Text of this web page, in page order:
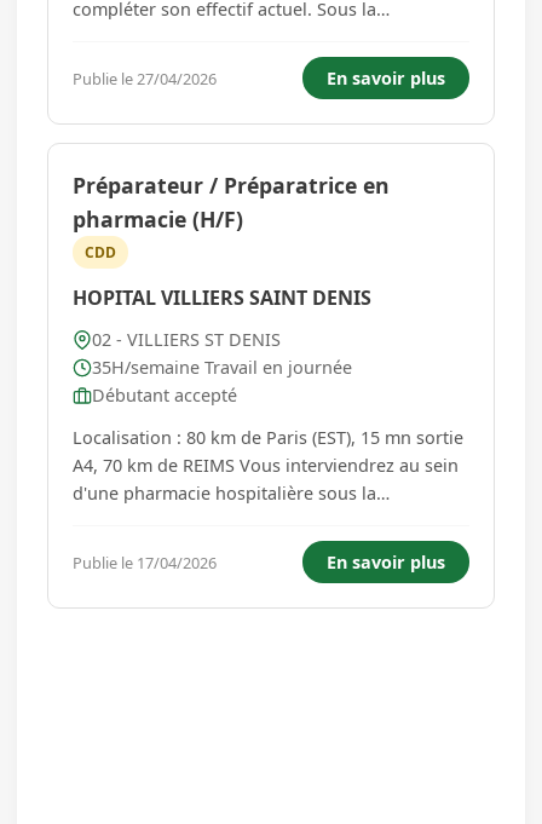
compléter son effectif actuel. Sous la
principales seront les suivantes : -Être garant de
la prise en charge et du transport du patient
vers des établissements de soi...
Publie le 27/04/2026 En savoir plus
Préparateur / Préparatrice en
pharmacie (H/F)
CDD
HOPITAL VILLIERS SAINT DENIS
02 - VILLIERS ST DENIS
35H/semaine Travail en journée
Débutant accepté
Localisation : 80 km de Paris (EST), 15 mn sortie
A4, 70 km de REIMS Vous interviendrez au sein
d'une pharmacie hospitalière sous la
pharmacien et aurez en charge les missions
suivantes : - Approvisionner la pharmacie à
usage interne en produits et en ...
Publie le 17/04/2026 En savoir plus